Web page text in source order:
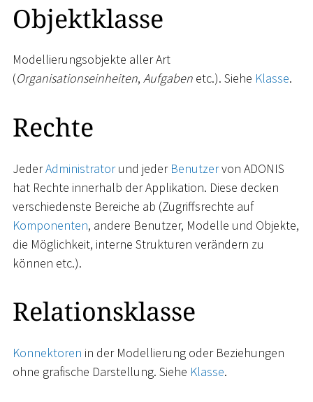
Objektklasse
Modellierungsobjekte aller Art
(Organisationseinheiten, Aufgaben etc.). Siehe Klasse.
Rechte
JederAdministratorund jeder Benutzervon ADONIS
hat Rechte innerhalb der Applikation. Diese decken
verschiedenste Bereiche ab (Zugriffsrechte auf
Komponenten, andere Benutzer, Modelle und Objekte,
die Möglichkeit, interne Strukturen verändern zu
können etc.).
Relationsklasse
Konnektoren in der Modellierung oder Beziehungen
ohne grafische Darstellung. Siehe Klasse.